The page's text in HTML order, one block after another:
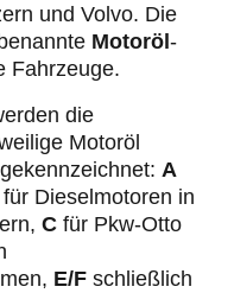
und Volvo. Die
Motoröl -
Fahrzeuge.
die
Motoröl
A
für Dieselmotoren in
C für Pkw-Otto
E/F schließlich